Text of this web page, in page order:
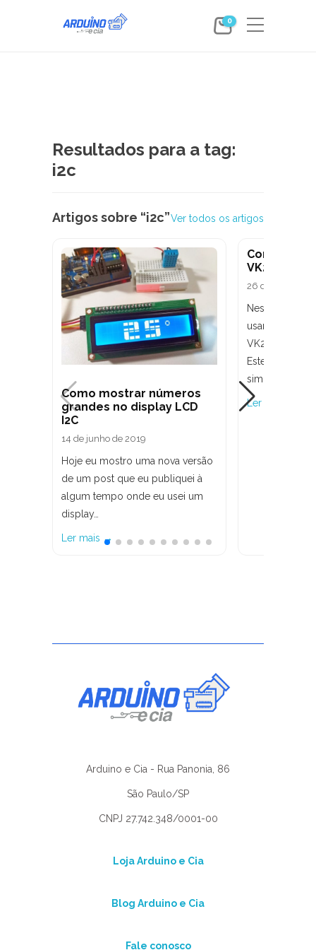
0
Resultados para a tag:
i2c
Artigos sobre “i2c”Ver todos os artigos
Como mostrar números
grandes no display LCD
I2C
14 de junho de 2019
Hoje eu mostro uma nova versão
de um post que eu publiquei à
algum tempo onde eu usei um
display…
Ler mais →
Como usar
26 de agosto
Neste post
usar o
Este módulo
simples de
Ler mais →
Arduino e Cia - Rua Panonia, 86
São Paulo/SP
CNPJ 27.742.348/0001-00
Loja Arduino e Cia
Blog Arduino e Cia
Fale conosco